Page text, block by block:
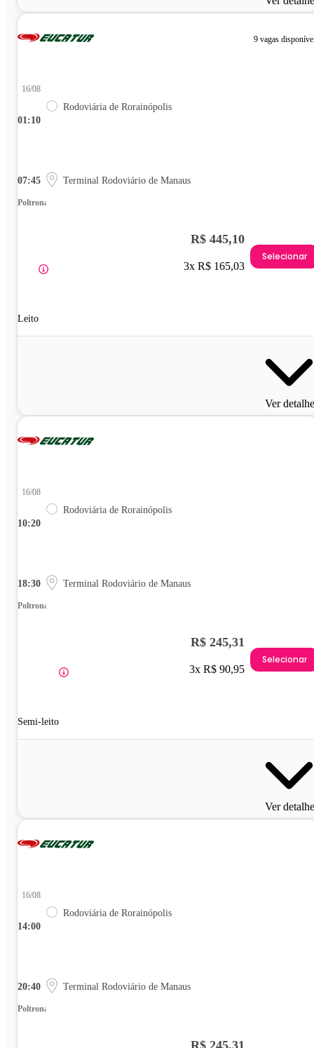
9 vagas
01:10
16/08
Rodoviária de Rorainópolis
07:45 Terminal Rodoviário de Manaus
Poltrona
Leito
R$ 445,10
3x R$ 165,03
Selecionar
Ver
10:20
16/08
Rodoviária de Rorainópolis
18:30 Terminal Rodoviário de Manaus
Poltrona
Semi-leito
R$ 245,31
3x R$ 90,95
Selecionar
Ver
14:00
16/08
Rodoviária de Rorainópolis
20:40 Terminal Rodoviário de Manaus
Poltrona
R$ 245,31